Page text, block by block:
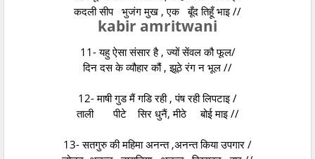
कदली सीप भुजंग मुख , एक बूँद तिहूँ भाइ //
kabir amritwani
11- यहु ऐसा संसार है , ज्यों सेंवल कौ फूल/
दिन दस के व्यौहार कौं , झूठे रंग न भूल //
12- माषी गुड मैं गडि रही , पंष रही लिपटाइ /
ताली पीटे सिर धुनैं, मीठे बोई माइ //
13- सतगुरु की महिमा अनन्त ,अनन्त किया उपगार /